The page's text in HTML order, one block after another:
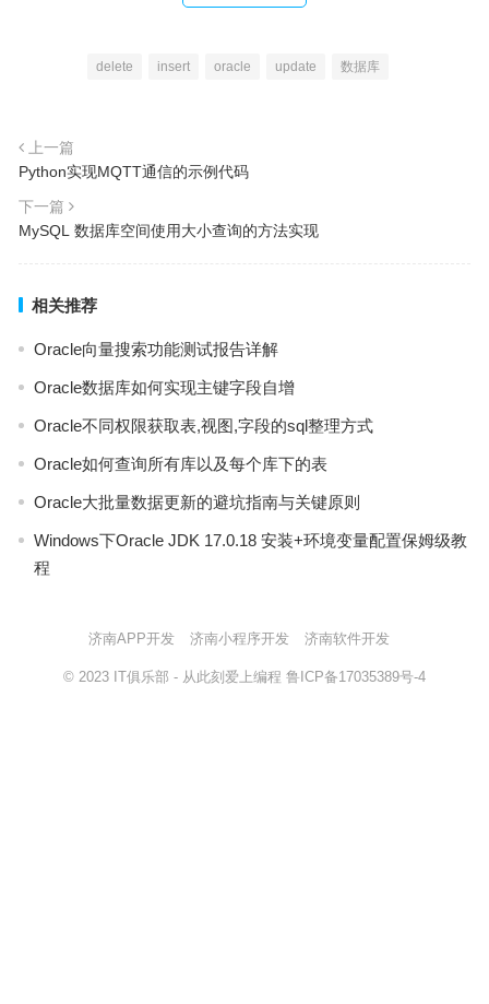
delete insert oracle update 数据库
上一篇
Python实现MQTT通信的示例代码
下一篇
MySQL 数据库空间使用大小查询的方法实现
相关推荐
Oracle向量搜索功能测试报告详解
Oracle数据库如何实现主键字段自增
Oracle不同权限获取表,视图,字段的sql整理方式
Oracle如何查询所有库以及每个库下的表
Oracle大批量数据更新的避坑指南与关键原则
Windows下Oracle JDK 17.0.18 安装+环境变量配置保姆级教
程
济南APP开发 济南小程序开发 济南软件开发
© 2023 IT俱乐部 - 从此刻爱上编程 鲁ICP备17035389号-4